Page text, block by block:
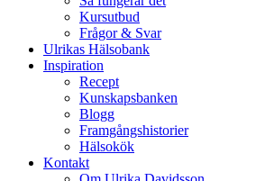
Kursutbud
Frågor & Svar
Ulrikas Hälsobank
Inspiration
Recept
Kunskapsbanken
Blogg
Framgångshistorier
Hälsokök
Kontakt